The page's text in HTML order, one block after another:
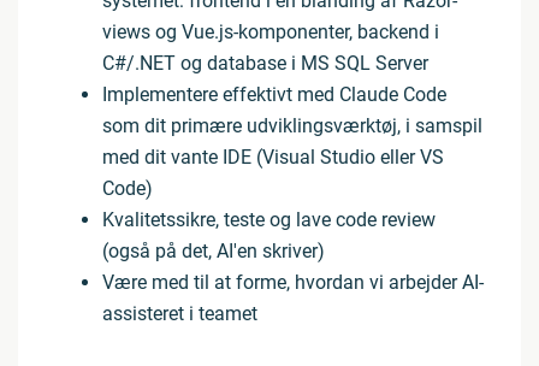
views og Vue.js-komponenter, backend i
C#/.NET og database i MS SQL Server
Implementere effektivt med Claude Code
som dit primære udviklingsværktøj, i samspil
med dit vante IDE (Visual Studio eller VS
Code)
Kvalitetssikre, teste og lave code review
(også på det, AI'en skriver)
Være med til at forme, hvordan vi arbejder AI-
assisteret i teamet